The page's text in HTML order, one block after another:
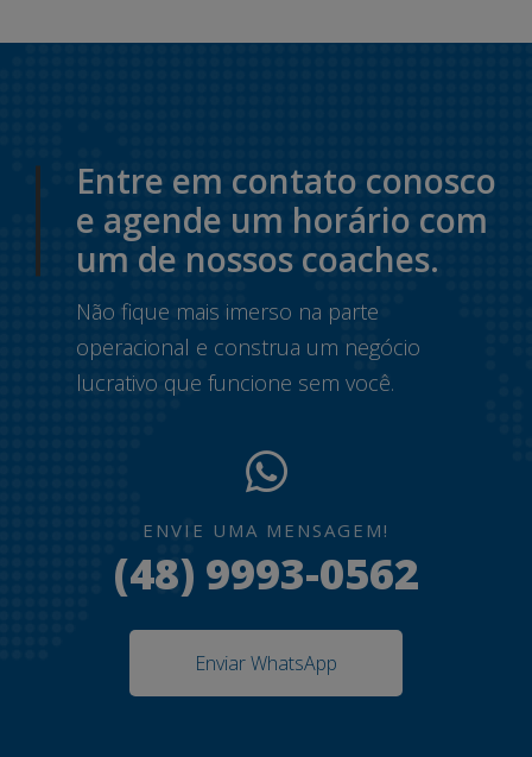
Entre em contato conosco
e agende um horário com
um de nossos coaches.
Não fique mais imerso na parte
operacional e construa um negócio
lucrativo que funcione sem você.
ENVIE UMA MENSAGEM!
(48) 9993-0562
Enviar WhatsApp